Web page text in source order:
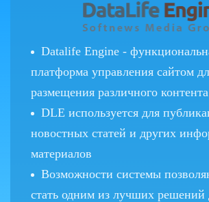
Datalife Engine -
платформа управления сайтом
размещения различного контента
DLE используется для
новостных статей и других
материалов
Возможности системы
стать одним из лучших решений